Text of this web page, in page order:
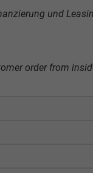
und
order from